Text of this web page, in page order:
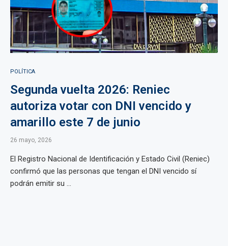
POLÍTICA
Segunda vuelta 2026: Reniec
autoriza votar con DNI vencido y
amarillo este 7 de junio
26 mayo, 2026
El Registro Nacional de Identificación y Estado Civil (Reniec)
confirmó que las personas que tengan el DNI vencido sí
podrán emitir su ...